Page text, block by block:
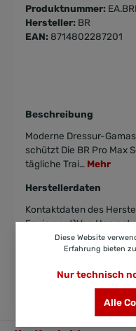
Produktnummer:
Hersteller: BR
EAN: 8714802287201
Beschreibung
Moderne Dressur-
schützt Die BR Pro Max
tägliche Trai… Mehr
Herstellerdaten
Kontaktdaten des
Equipment)Van
Diese Website
Erfahrung bieten
Nur technisch
Alle